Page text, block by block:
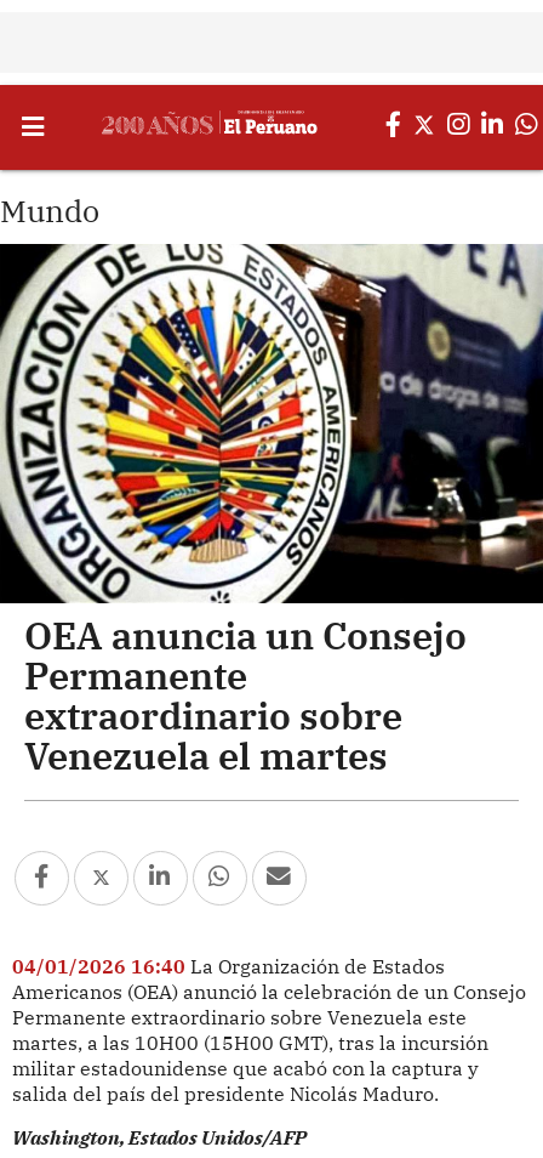
Mundo
OEA anuncia un Consejo
Permanente
extraordinario sobre
Venezuela el martes
04/01/2026 16:40 La Organización de Estados
Americanos (OEA) anunció la celebración de un Consejo
Permanente extraordinario sobre Venezuela este
martes, a las 10H00 (15H00 GMT), tras la incursión
militar estadounidense que acabó con la captura y
salida del país del presidente Nicolás Maduro.
Washington, Estados Unidos/AFP